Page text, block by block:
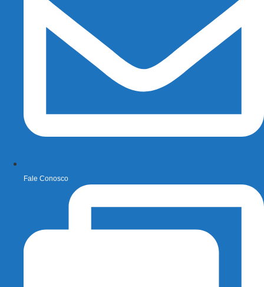
Fale Conosco